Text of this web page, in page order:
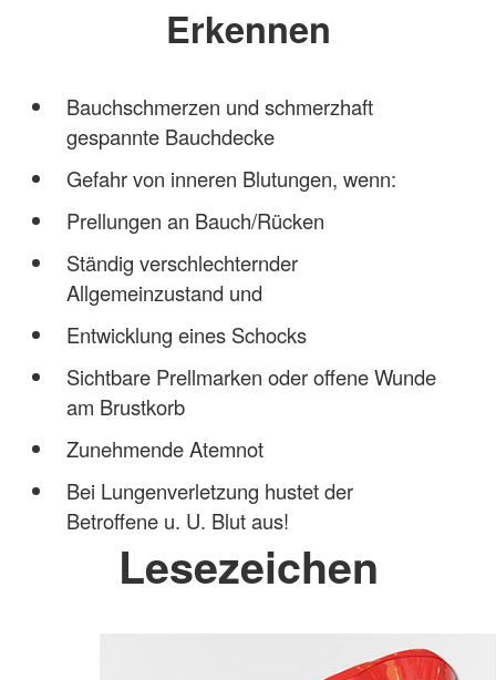
Erkennen
Bauchschmerzen und schmerzhaft
gespannte Bauchdecke
Gefahr von inneren Blutungen, wenn:
Prellungen an Bauch/Rücken
Ständig verschlechternder
Allgemeinzustand und
Entwicklung eines Schocks
Sichtbare Prellmarken oder offene Wunde
am Brustkorb
Zunehmende Atemnot
Bei Lungenverletzung hustet der
Betroffene u. U. Blut aus!
Lesezeichen